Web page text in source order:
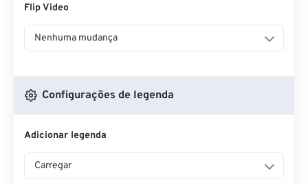
Flip Video
Nenhuma mudança
Configurações de legenda
Adicionar legenda
Carregar